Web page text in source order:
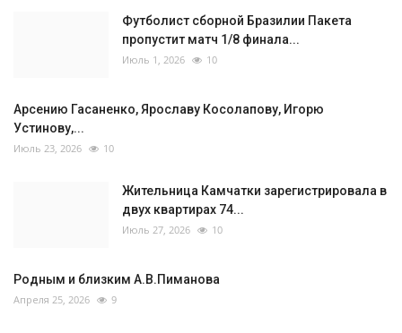
Футболист сборной Бразилии Пакета
пропустит матч 1/8 финала...
Июль 1, 2026 10
Арсению Гасаненко, Ярославу Косолапову, Игорю
Устинову,...
Июль 23, 2026 10
Жительница Камчатки зарегистрировала в
двух квартирах 74...
Июль 27, 2026 10
Родным и близким А.В.Пиманова
Апреля 25, 2026 9